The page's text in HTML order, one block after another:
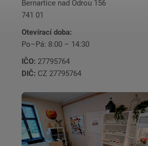
Bernartice nad Odrou 156
741 01
Otevírací doba:
Po–Pá: 8:00 – 14:30
IČO: 27795764
DIČ: CZ 27795764